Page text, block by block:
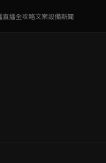
直播全攻略文案設備新聞